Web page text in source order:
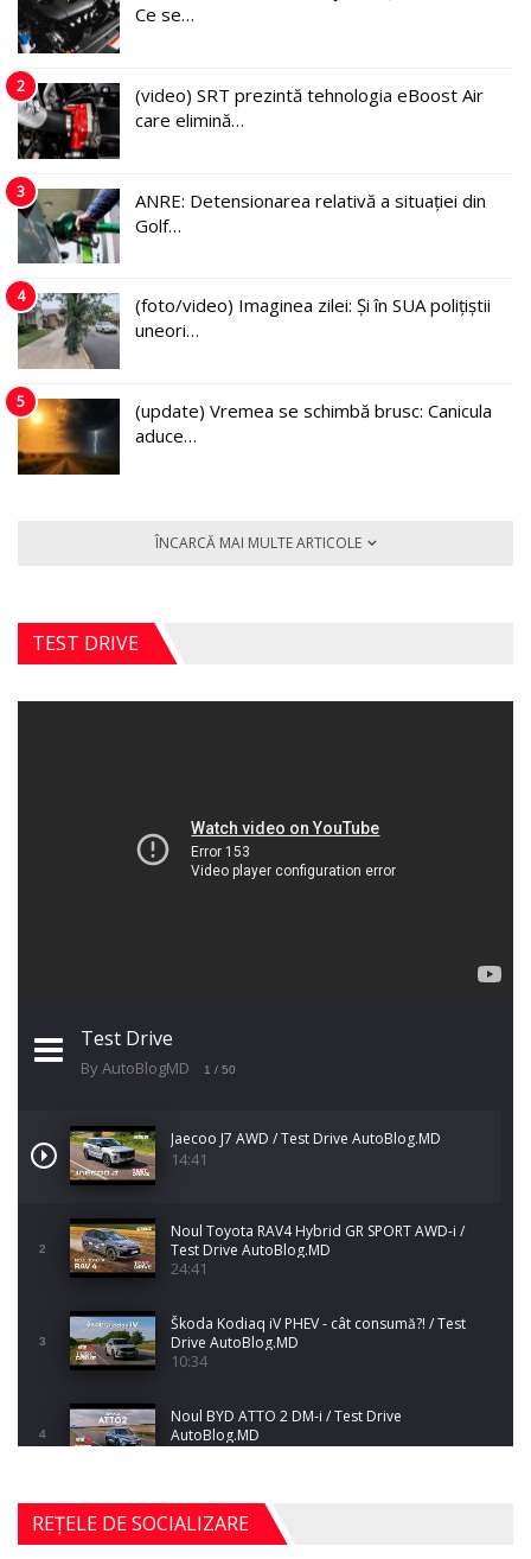
Ce se…
2
(video) SRT prezintă tehnologia eBoost Air
care elimină…
3
ANRE: Detensionarea relativă a situației din
Golf…
4
(foto/video) Imaginea zilei: Și în SUA polițiștii
uneori…
5
(update) Vremea se schimbă brusc: Canicula
aduce…
ÎNCARCĂ MAI MULTE ARTICOLE
TEST DRIVE
Test Drive
By AutoBlogMD 1 / 50
Jaecoo J7 AWD / Test Drive AutoBlog.MD
14:41
2
Noul Toyota RAV4 Hybrid GR SPORT AWD-i /
Test Drive AutoBlog.MD
24:41
3
Škoda Kodiaq iV PHEV - cât consumă?! / Test
Drive AutoBlog.MD
10:34
4
Noul BYD ATTO 2 DM-i / Test Drive
AutoBlog.MD
17:35
5
Noul Mercedes-Benz S-Class facelift (S 580
4MATIC V223) / Test Drive AutoBlog.MD
27:33
REȚELE DE SOCIALIZARE